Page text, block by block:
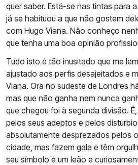
quer saber. Está-se nas tintas para
já se habituou a que não gostem
com Hugo Viana. Não conheço
que tenha uma boa opinião
Tudo isto é tão inusitado que me
ajustado aos perfis desajeitados e
Viana. Ora no sudeste de Londres
mas que não ganha nem nunca
que chegou foi à segunda divisão.
pelos seus adeptos e pelos
absolutamente desprezados pelos
cidade, mas fazem gala e têm
seu símbolo é um leão e